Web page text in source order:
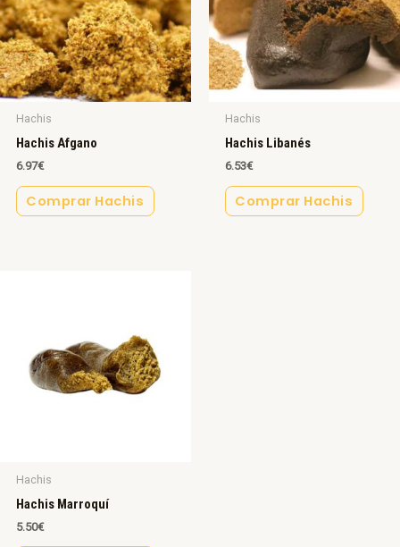
Hachis
Hachis Afgano
6.97€
Comprar Hachis
Hachis
Hachis Libanés
6.53€
Comprar Hachis
Hachis
Hachis Marroquí
5.50€